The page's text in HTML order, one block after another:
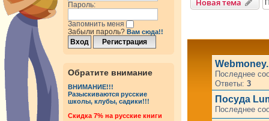
Пароль:
Запомнить меня
Забыли пароль? Вам сюда!!
Обратите внимание
ВНИМАНИЕ!!!
Разыскиваются русские
школы, клубы, садики!!!
Cкидка 7% на русские книги
Новая тема
Последнее
Ответы: 3
Посуда
Последнее